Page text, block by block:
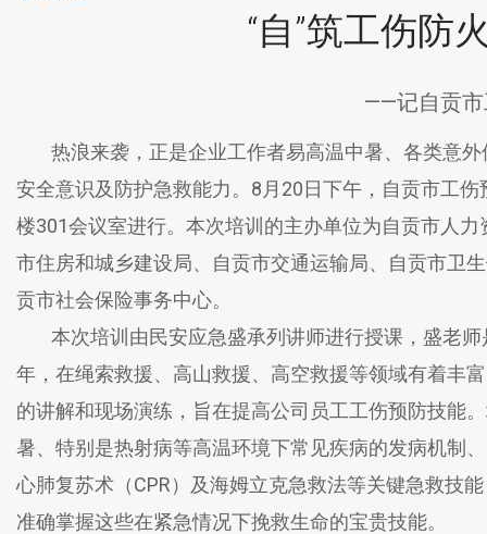
“自”筑工伤防
——记自贡市
热浪来袭，正是企业工作者易高温中暑、各类意外
安全意识及防护急救能力。8月20日下午，自贡市工
楼301会议室进行。本次培训的主办单位为自贡市人
市住房和城乡建设局、自贡市交通运输局、自贡市卫
贡市社会保险事务中心。
本次培训由民安应急盛承列讲师进行授课，盛老师
年，在绳索救援、高山救援、高空救援等领域有着丰
的讲解和现场演练，旨在提高公司员工工伤预防技能
暑、特别是热射病等高温环境下常见疾病的发病机制
心肺复苏术（CPR）及海姆立克急救法等关键急救技
准确掌握这些在紧急情况下挽救生命的宝贵技能。